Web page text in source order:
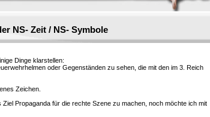
NS- Zeit / NS- Symbole
Dinge klarstellen:
oder Gegenständen zu sehen, die mit den im 3. Reich
Zeichen.
Propaganda für die rechte Szene zu machen, noch möchte ich mit